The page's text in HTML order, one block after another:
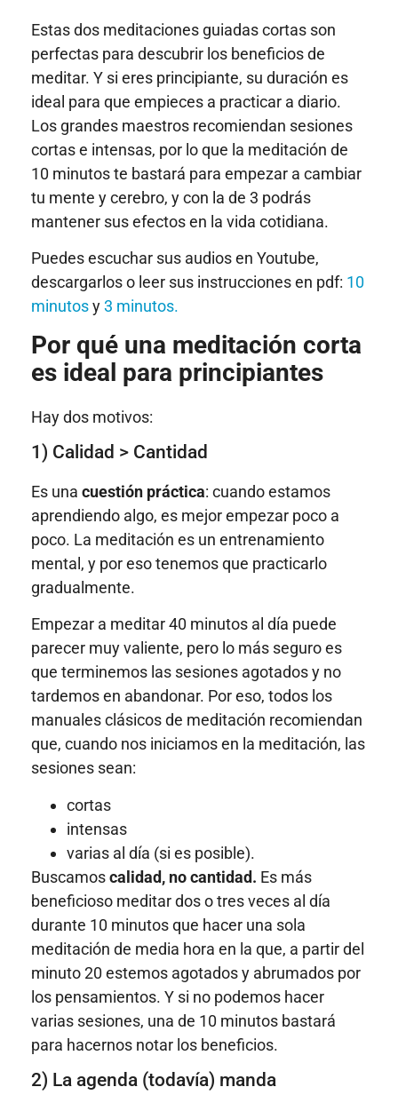
Estas dos meditaciones guiadas cortas son
perfectas para descubrir los beneficios de
meditar. Y si eres principiante, su duración es
ideal para que empieces a practicar a diario.
Los grandes maestros recomiendan sesiones
cortas e intensas, por lo que la meditación de
10 minutos te bastará para empezar a cambiar
tu mente y cerebro, y con la de 3 podrás
mantener sus efectos en la vida cotidiana.
Puedes escuchar sus audios en Youtube,
descargarlos o leer sus instrucciones en pdf: 10
minutosy3 minutos.
Por qué una meditación corta
es ideal para principiantes
Hay dos motivos:
1) Calidad > Cantidad
Es una cuestión práctica: cuando estamos
aprendiendo algo, es mejor empezar poco a
poco. La meditación es un entrenamiento
mental, y por eso tenemos que practicarlo
gradualmente.
Empezar a meditar 40 minutos al día puede
parecer muy valiente, pero lo más seguro es
que terminemos las sesiones agotados y no
tardemos en abandonar. Por eso, todos los
manuales clásicos de meditación recomiendan
que, cuando nos iniciamos en la meditación, las
sesiones sean:
cortas
intensas
varias al día (si es posible).
Buscamoscalidad, no cantidad. Es más
beneficioso meditar dos o tres veces al día
durante 10 minutos que hacer una sola
meditación de media hora en la que, a partir del
minuto 20 estemos agotados y abrumados por
los pensamientos. Y si no podemos hacer
varias sesiones, una de 10 minutos bastará
para hacernos notar los beneficios.
2) La agenda (todavía) manda